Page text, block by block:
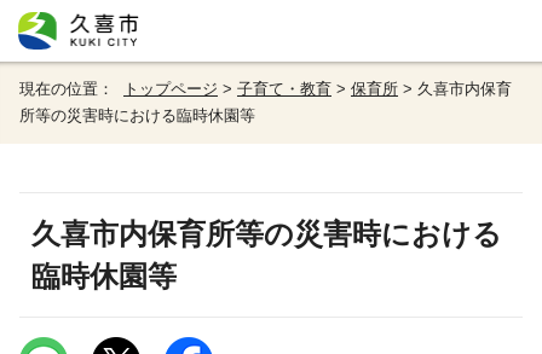
現在の位置： トップページ > 子育て・教育 > 保育所 > 久喜市内保育
所等の災害時における臨時休園等
久喜市内保育所等の災害時における
臨時休園等